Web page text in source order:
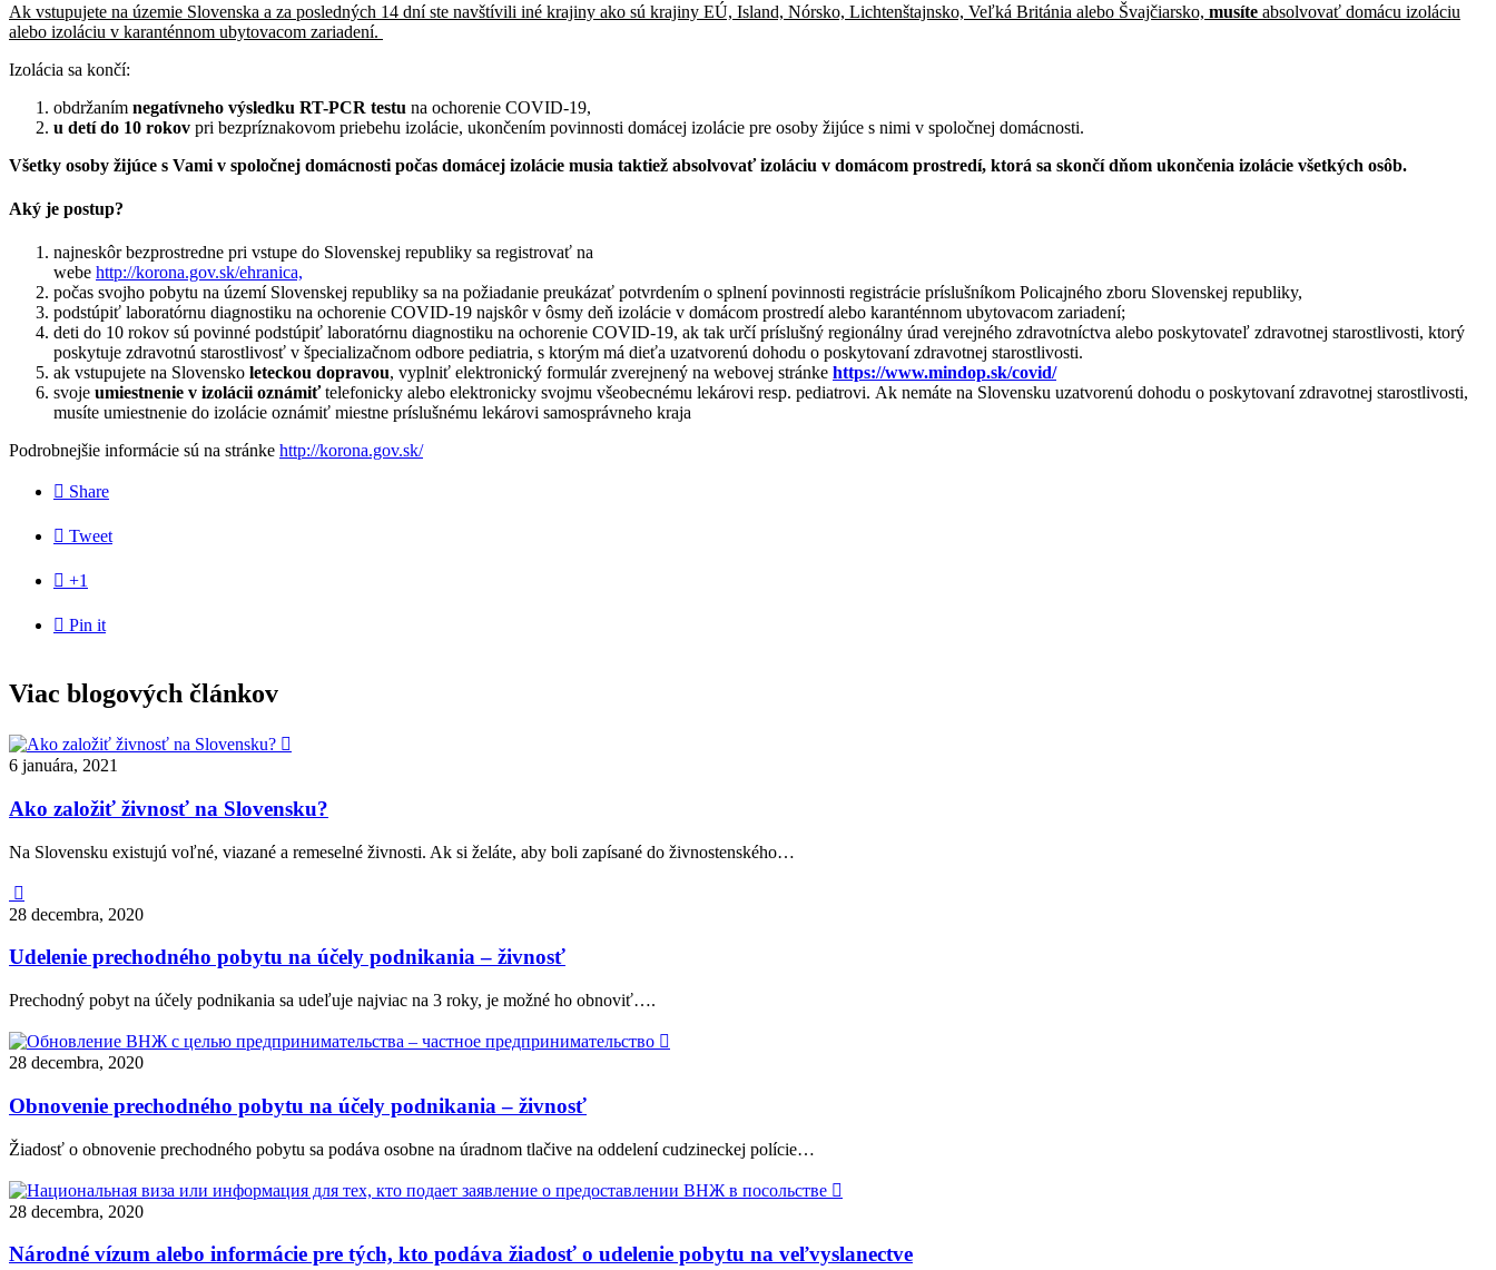
Ak vstupujete na územie Slovenska a za posledných 14 dní ste navštívili iné krajiny ako sú krajiny EÚ, Island, Nórsko, Lichtenštajnsko, Veľká Británia alebo Švajčiarsko, musíte absolvovať domácu izoláciu
alebo izoláciu v karanténnom ubytovacom zariadení.
Izolácia sa končí:
obdržaním negatívneho výsledku RT-PCR testu na ochorenie COVID-19,
u detí do 10 rokov pri bezpríznakovom priebehu izolácie, ukončením povinnosti domácej izolácie pre osoby žijúce s nimi v spoločnej domácnosti.
Všetky osoby žijúce s Vami v spoločnej domácnosti počas domácej izolácie musia taktiež absolvovať izoláciu v domácom prostredí, ktorá sa skončí dňom ukončenia izolácie všetkých osôb.
Aký je postup?
najneskôr bezprostredne pri vstupe do Slovenskej republiky sa registrovať na
webe http://korona.gov.sk/ehranica,
počas svojho pobytu na území Slovenskej republiky sa na požiadanie preukázať potvrdením o splnení povinnosti registrácie príslušníkom Policajného zboru Slovenskej republiky,
podstúpiť laboratórnu diagnostiku na ochorenie COVID-19 najskôr v ôsmy deň izolácie v domácom prostredí alebo karanténnom ubytovacom zariadení;
deti do 10 rokov sú povinné podstúpiť laboratórnu diagnostiku na ochorenie COVID-19, ak tak určí príslušný regionálny úrad verejného zdravotníctva alebo poskytovateľ zdravotnej starostlivosti, ktorý
poskytuje zdravotnú starostlivosť v špecializačnom odbore pediatria, s ktorým má dieťa uzatvorenú dohodu o poskytovaní zdravotnej starostlivosti.
ak vstupujete na Slovensko leteckou dopravou, vyplniť elektronický formulár zverejnený na webovej stránke https://www.mindop.sk/covid/
svoje umiestnenie v izolácii oznámiťtelefonicky alebo elektronicky svojmu všeobecnému lekárovi resp. pediatrovi. Ak nemáte na Slovensku uzatvorenú dohodu o poskytovaní zdravotnej starostlivosti,
musíte umiestnenie do izolácie oznámiť miestne príslušnému lekárovi samosprávneho kraja
Podrobnejšie informácie sú na stránke http://korona.gov.sk/
 Share
 Tweet
 +1
 Pin it
Viac blogových článkov

6 januára, 2021
Ako založiť živnosť na Slovensku?
Na Slovensku existujú voľné, viazané a remeselné živnosti. Ak si želáte, aby boli zapísané do živnostenského…

28 decembra, 2020
Udelenie prechodného pobytu na účely podnikania – živnosť
Prechodný pobyt na účely podnikania sa udeľuje najviac na 3 roky, je možné ho obnoviť….

28 decembra, 2020
Obnovenie prechodného pobytu na účely podnikania – živnosť
Žiadosť o obnovenie prechodného pobytu sa podáva osobne na úradnom tlačive na oddelení cudzineckej polície…

28 decembra, 2020
Národné vízum alebo informácie pre tých, kto podáva žiadosť o udelenie pobytu na veľvyslanectve